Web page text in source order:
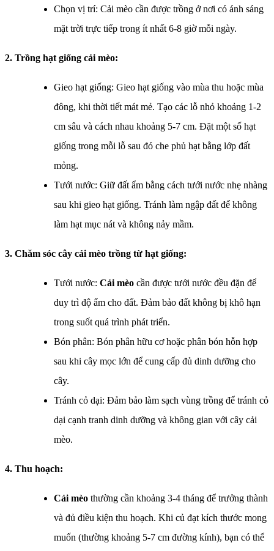
Chọn vị trí: Cải mèo cần được trồng ở nơi có ánh sáng
mặt trời trực tiếp trong ít nhất 6-8 giờ mỗi ngày.
2. Trồng hạt giống cải mèo:
Gieo hạt giống: Gieo hạt giống vào mùa thu hoặc mùa
đông, khi thời tiết mát mẻ. Tạo các lỗ nhỏ khoảng 1-2
cm sâu và cách nhau khoảng 5-7 cm. Đặt một số hạt
giống trong mỗi lỗ sau đó che phủ hạt bằng lớp đất
mỏng.
Tưới nước: Giữ đất ẩm bằng cách tưới nước nhẹ nhàng
sau khi gieo hạt giống. Tránh làm ngập đất để không
làm hạt mục nát và không nảy mầm.
3. Chăm sóc cây cải mèo trồng từ hạt giống:
Tưới nước: Cải mèo cần được tưới nước đều đặn để
duy trì độ ẩm cho đất. Đảm bảo đất không bị khô hạn
trong suốt quá trình phát triển.
Bón phân: Bón phân hữu cơ hoặc phân bón hỗn hợp
sau khi cây mọc lớn để cung cấp đủ dinh dưỡng cho
cây.
Tránh cỏ dại: Đảm bảo làm sạch vùng trồng để tránh cỏ
dại cạnh tranh dinh dưỡng và không gian với cây cải
mèo.
4. Thu hoạch:
Cải mèo thường cần khoảng 3-4 tháng để trưởng thành
và đủ điều kiện thu hoạch. Khi củ đạt kích thước mong
muốn (thường khoảng 5-7 cm đường kính), bạn có thể